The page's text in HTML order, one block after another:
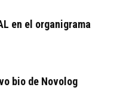
en el organigrama
bio de Novolog